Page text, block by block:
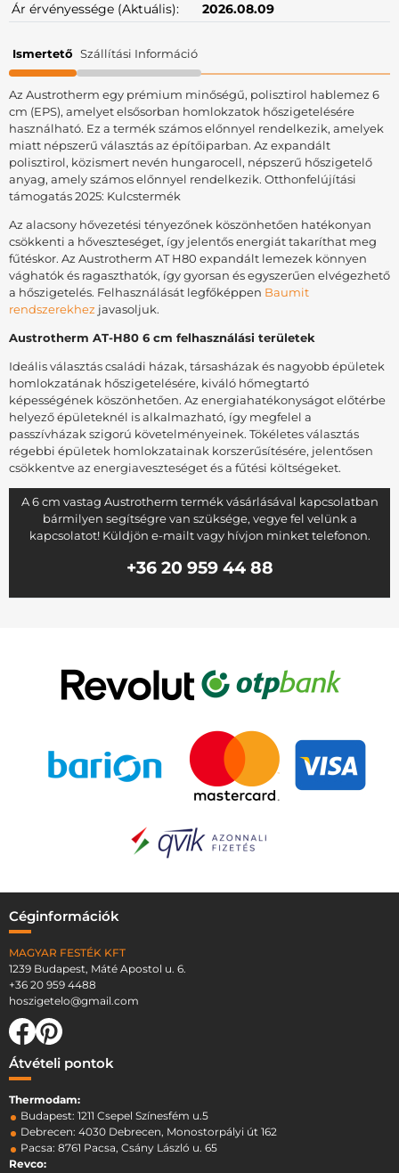
Ár érvényessége (Aktuális):
2026.08.09
Ismertető Szállítási Információ
Az Austrotherm egy prémium minőségű, polisztirol hablemez 6
cm (EPS), amelyet elsősorban homlokzatok hőszigetelésére
használható. Ez a termék számos előnnyel rendelkezik, amelyek
miatt népszerű választás az építőiparban. Az expandált
polisztirol, közismert nevén hungarocell, népszerű hőszigetelő
anyag, amely számos előnnyel rendelkezik. Otthonfelújítási
támogatás 2025: Kulcstermék
Az alacsony hővezetési tényezőnek köszönhetően hatékonyan
csökkenti a hőveszteséget, így jelentős energiát takaríthat meg
fűtéskor. Az Austrotherm AT H80 expandált lemezek könnyen
vághatók és ragaszthatók, így gyorsan és egyszerűen elvégezhető
a hőszigetelés. Felhasználását legfőképpen Baumit
rendszerekhez javasoljuk.
Austrotherm AT-H80 6 cm felhasználási területek
Ideális választás családi házak, társasházak és nagyobb épületek
homlokzatának hőszigetelésére, kiváló hőmegtartó
képességének köszönhetően. Az energiahatékonyságot előtérbe
helyező épületeknél is alkalmazható, így megfelel a
passzívházak szigorú követelményeinek. Tökéletes választás
régebbi épületek homlokzatainak korszerűsítésére, jelentősen
csökkentve az energiaveszteséget és a fűtési költségeket.
A 6 cm vastag Austrotherm termék vásárlásával kapcsolatban
bármilyen segítségre van szüksége, vegye fel velünk a
kapcsolatot! Küldjön e-mailt vagy hívjon minket telefonon.
+36 20 959 44 88
Céginformációk
MAGYAR FESTÉK KFT
1239 Budapest, Máté Apostol u. 6.
+36 20 959 4488
hoszigetelo@gmail.com
Átvételi pontok
Thermodam:
Budapest: 1211 Csepel Színesfém u.5
Debrecen: 4030 Debrecen, Monostorpályi út 162
Pacsa: 8761 Pacsa, Csány László u. 65
Revco: